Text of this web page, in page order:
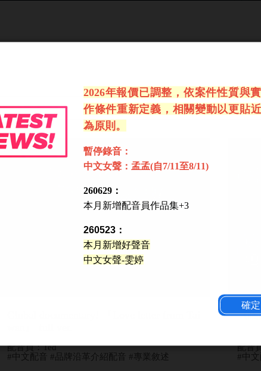
2026年報價已調整，依案件性質與
作條件重新定義，相關變動以更貼
為原則。
暫停錄音：
中文女聲：孟孟(自7/11至8/11)
260629：
本月新增配音員作品集+3
260523：
本月新增好聲音
中文女聲-雯婷
確定
配音員：Ted
#中文配音 #品牌沿革介紹配音 #專業敘述
《喵
配音
#中